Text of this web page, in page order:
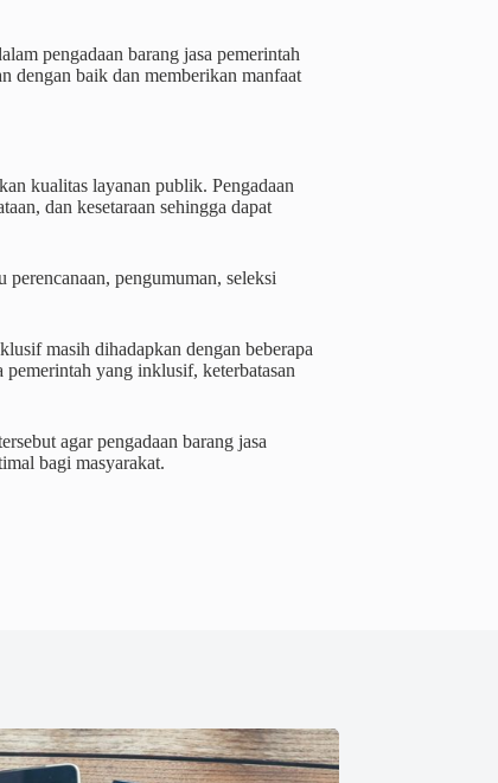
pengadaan barang jasa pemerintah
dengan baik dan memberikan manfaat
kualitas layanan publik. Pengadaan
dan kesetaraan sehingga dapat
pengumuman, seleksi
masih dihadapkan dengan beberapa
pemerintah yang inklusif, keterbatasan
agar pengadaan barang jasa
bagi masyarakat.